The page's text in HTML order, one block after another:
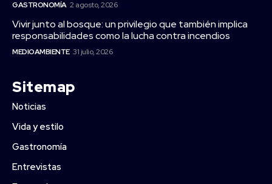
GASTRONOMÍA 2 agosto, 2026
Vivir junto al bosque: un privilegio que también implica
responsabilidades como la lucha contra incendios
MEDIOAMBIENTE 31 julio, 2026
Sitemap
Noticias
Vida y estilo
Gastronomía
Entrevistas